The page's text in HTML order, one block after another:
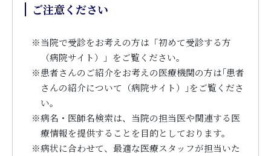
ご注意ください
※当院で受診をお考えの方は「初めて受診する方
（病院サイト）」をご覧ください。
※患者さんのご紹介をお考えの医療機関の方は｢患者
さんの紹介について（病院サイト）｣をご覧くださ
い。
※病名・医師名検索は、当院の担当医や関連する医
療情報を提供することを目的としております。
※病状に合わせて、最適な医療スタッフが担当いた